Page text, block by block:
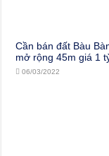
Cần bán đất Bàu
mở rộng 45m giá 1
06/03/2022